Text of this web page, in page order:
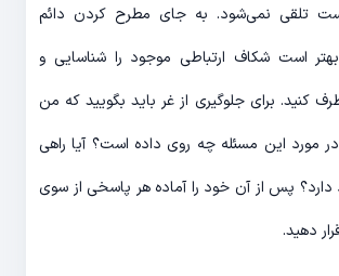
تلقی نمی‌شود. به جای مطرح کردن دائم
است شکاف ارتباطی موجود را شناسایی و
کنید. برای جلوگیری از غر باید بگویید که من
مورد این مسئله چه روی داده است؟ آیا راهی
پس از آن خود را آماده هر پاسخی از سوی
دهید.